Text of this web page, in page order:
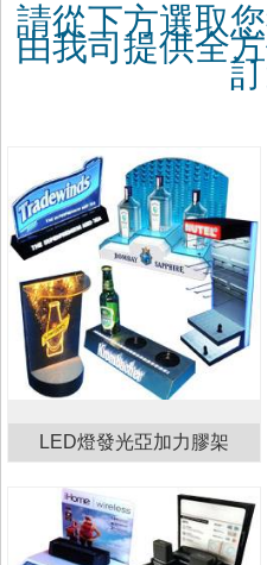
請從下方選取
由我司提供全
LED燈發光亞加力膠架